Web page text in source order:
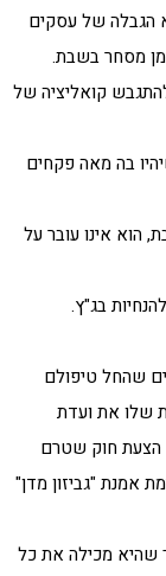
הגבלה של עסקים
מסחר בשבת.
קואליציה של
בה מאה פקחים
הוא אינו עובר על
בג"ץ.
שהחל טיפולם
שלו את ועדת
הצעת חוק שטרם
אמנת "גביזון מדן"
שהיא מכילה את כל